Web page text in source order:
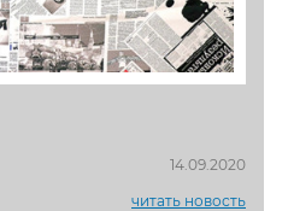
14.09.2020
читать новость